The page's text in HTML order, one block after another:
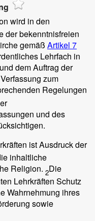
wird in den
der bekenntnisfreien
gemäß Artikel 7
Lehrfach in
dem Auftrag der
zum
Regelungen
und des
ist Ausdruck der
inhaltliche
Religion. 2Die
Lehrkräften Schutz
Wahrnehmung ihres
sowie